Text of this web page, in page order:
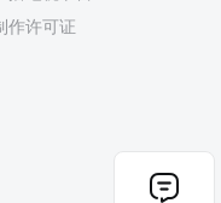
作许可证